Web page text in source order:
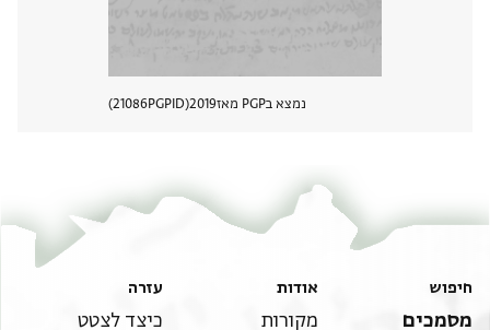
נמצא בPGP מאז 2019
PGPID
21086
חיפוש
מסמכים
אודות
מקורות
עזרה
כיצד לצטט